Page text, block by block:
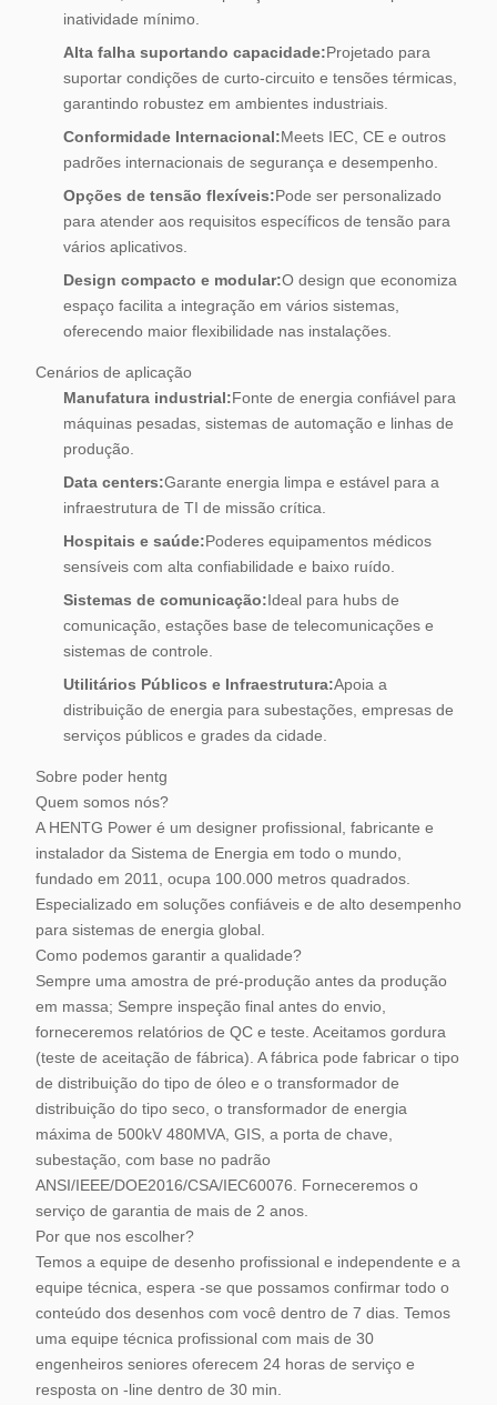
inatividade mínimo.
Alta falha suportando capacidade:Projetado para
suportar condições de curto-circuito e tensões térmicas,
garantindo robustez em ambientes industriais.
Conformidade Internacional:Meets IEC, CE e outros
padrões internacionais de segurança e desempenho.
Opções de tensão flexíveis:Pode ser personalizado
para atender aos requisitos específicos de tensão para
vários aplicativos.
Design compacto e modular:O design que economiza
espaço facilita a integração em vários sistemas,
oferecendo maior flexibilidade nas instalações.
Cenários de aplicação
Manufatura industrial:Fonte de energia confiável para
máquinas pesadas, sistemas de automação e linhas de
produção.
Data centers:Garante energia limpa e estável para a
infraestrutura de TI de missão crítica.
Hospitais e saúde:Poderes equipamentos médicos
sensíveis com alta confiabilidade e baixo ruído.
Sistemas de comunicação:Ideal para hubs de
comunicação, estações base de telecomunicações e
sistemas de controle.
Utilitários Públicos e Infraestrutura:Apoia a
distribuição de energia para subestações, empresas de
serviços públicos e grades da cidade.
Sobre poder hentg
Quem somos nós?
A HENTG Power é um designer profissional, fabricante e
instalador da Sistema de Energia em todo o mundo,
fundado em 2011, ocupa 100.000 metros quadrados.
Especializado em soluções confiáveis e de alto desempenho
para sistemas de energia global.
Como podemos garantir a qualidade?
Sempre uma amostra de pré-produção antes da produção
em massa; Sempre inspeção final antes do envio,
forneceremos relatórios de QC e teste. Aceitamos gordura
(teste de aceitação de fábrica). A fábrica pode fabricar o tipo
de distribuição do tipo de óleo e o transformador de
distribuição do tipo seco, o transformador de energia
máxima de 500kV 480MVA, GIS, a porta de chave,
subestação, com base no padrão
ANSI/IEEE/DOE2016/CSA/IEC60076. Forneceremos o
serviço de garantia de mais de 2 anos.
Por que nos escolher?
Temos a equipe de desenho profissional e independente e a
equipe técnica, espera -se que possamos confirmar todo o
conteúdo dos desenhos com você dentro de 7 dias. Temos
uma equipe técnica profissional com mais de 30
engenheiros seniores oferecem 24 horas de serviço e
resposta on -line dentro de 30 min.